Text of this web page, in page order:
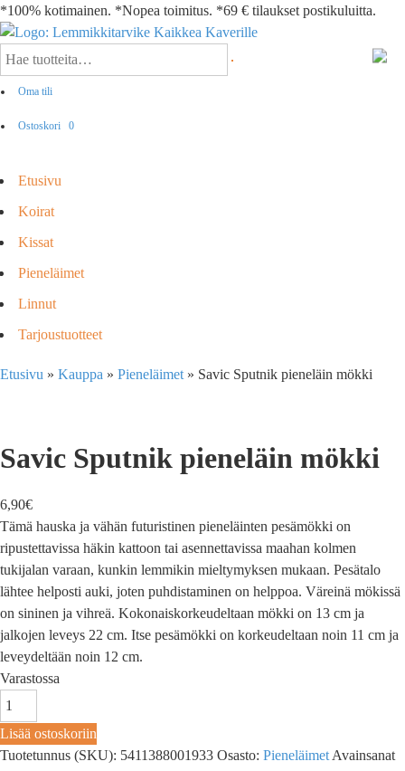
*100% kotimainen. *Nopea toimitus. *69 € tilaukset postikuluitta.
Oma tili
Ostoskori 0
Etusivu
Koirat
Kissat
Pieneläimet
Linnut
Tarjoustuotteet
Etusivu » Kauppa » Pieneläimet » Savic Sputnik pieneläin mökki
Savic Sputnik pieneläin mökki
6,90€
Tämä hauska ja vähän futuristinen pieneläinten pesämökki on
ripustettavissa häkin kattoon tai asennettavissa maahan kolmen
tukijalan varaan, kunkin lemmikin mieltymyksen mukaan. Pesätalo
lähtee helposti auki, joten puhdistaminen on helppoa. Väreinä mökissä
on sininen ja vihreä. Kokonaiskorkeudeltaan mökki on 13 cm ja
jalkojen leveys 22 cm. Itse pesämökki on korkeudeltaan noin 11 cm ja
leveydeltään noin 12 cm.
Varastossa
Lisää ostoskoriin
Tuotetunnus (SKU): 5411388001933 Osasto: Pieneläimet Avainsanat